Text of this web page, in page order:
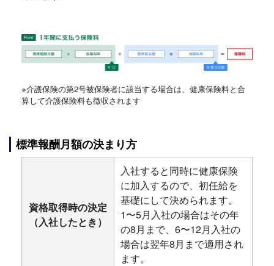
※介護保険の第2号被保険者に該当する場合は、健康保険料と合
算して介護保険料も徴収されます
標準報酬月額の決まり方
資格取得時の決定
（入社したとき）
入社すると同時に健康保険
に加入するので、初任給を
基礎にして決められます。
1〜5月入社の場合はその年
の8月まで、6〜12月入社の
場合は翌年8月まで適用され
ます。